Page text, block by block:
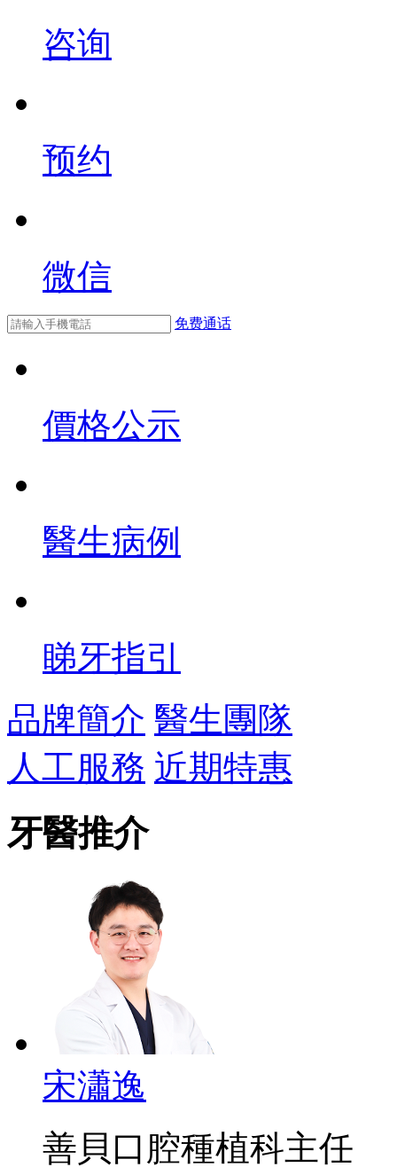
咨询
预约
微信
免费通话
價格公示
醫生病例
睇牙指引
品牌簡介 醫生團隊
人工服務 近期特惠
牙醫推介
宋瀟逸
善貝口腔種植科主任